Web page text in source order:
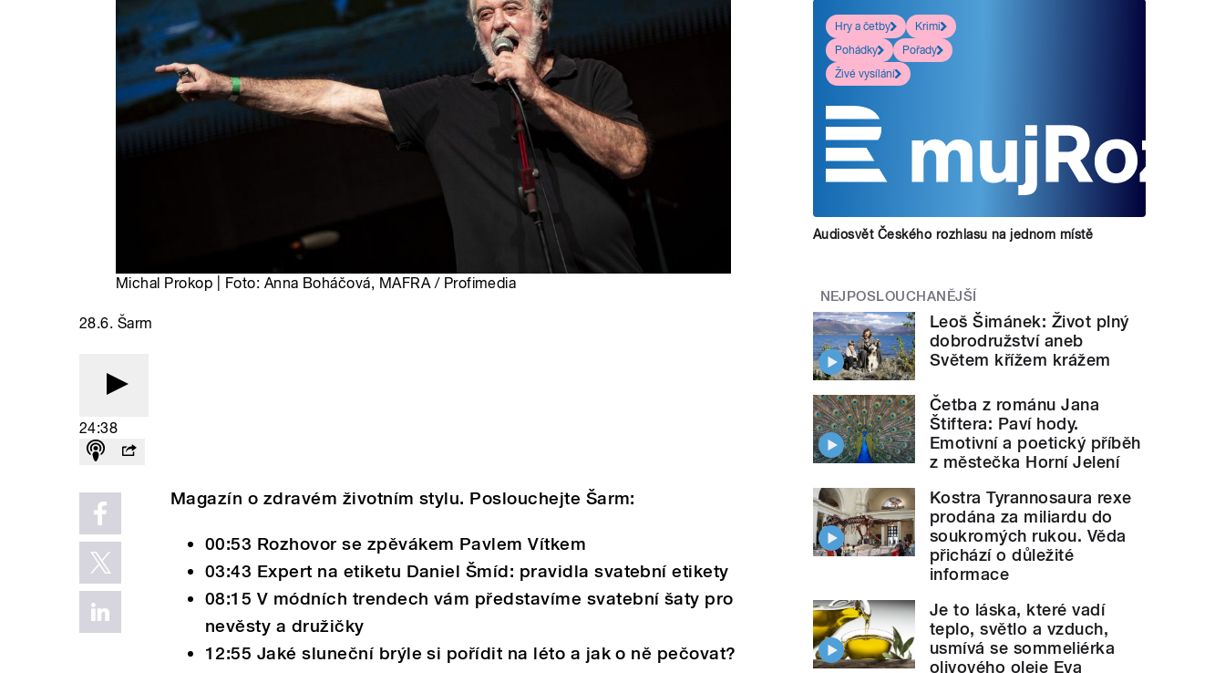
Michal Prokop | Foto: Anna Boháčová, MAFRA / Profimedia
28.6. Šarm
24:38
Magazín o zdravém životním stylu. Poslouchejte Šarm:
00:53 Rozhovor se zpěvákem Pavlem Vítkem
03:43 Expert na etiketu Daniel Šmíd: pravidla svatební etikety
08:15 V módních trendech vám představíme svatební šaty pro
nevěsty a družičky
12:55 Jaké sluneční brýle si pořídit na léto a jak o ně pečovat?
Hry a četby
Krimi
Pohádky
Pořady
Živé vysílání
Audiosvět Českého rozhlasu na jednom místě
NEJPOSLOUCHANĚJŠÍ
Leoš Šimánek: Život plný
dobrodružství aneb
Světem křížem krážem
Četba z románu Jana
Štiftera: Paví hody.
Emotivní a poetický příběh
z městečka Horní Jelení
Kostra Tyrannosaura rexe
prodána za miliardu do
soukromých rukou. Věda
přichází o důležité
informace
Je to láska, které vadí
teplo, světlo a vzduch,
usmívá se sommeliérka
olivového oleje Eva